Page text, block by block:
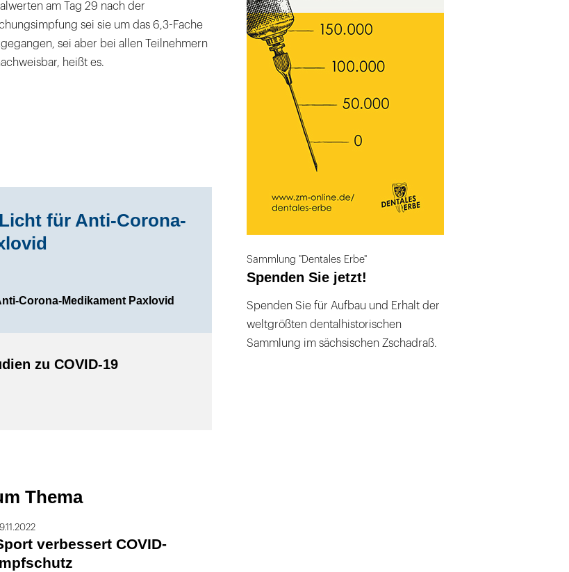
am Tag 29 nach der
sei sie um das 6,3-Fache
sei aber bei allen Teilnehmern
heißt es.
für Anti-Corona-
Corona-Medikament Paxlovid
zu COVID-19
Thema
verbessert COVID-
Sammlung "Dentales Erbe"
Spenden Sie jetzt!
Spenden Sie für Aufbau und Erhalt der
weltgrößten dentalhistorischen
Sammlung im sächsischen Zschadraß.